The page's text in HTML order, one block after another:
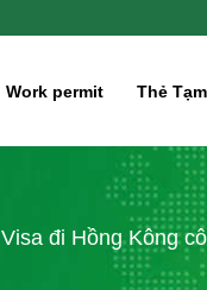
Work permit Thẻ
Visa đi Hồng Kông